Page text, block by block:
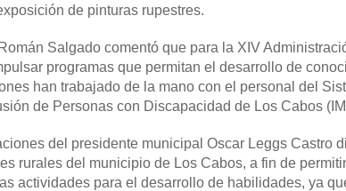
de pinturas rupestres.
Salgado comentó que para la XIV
programas que permitan el desarrollo de
han trabajado de la mano con el personal del
de Personas con Discapacidad de Los Cabos
del presidente municipal Oscar Leggs Castro
rurales del municipio de Los Cabos, a fin de
actividades para el desarrollo de habilidades, ya